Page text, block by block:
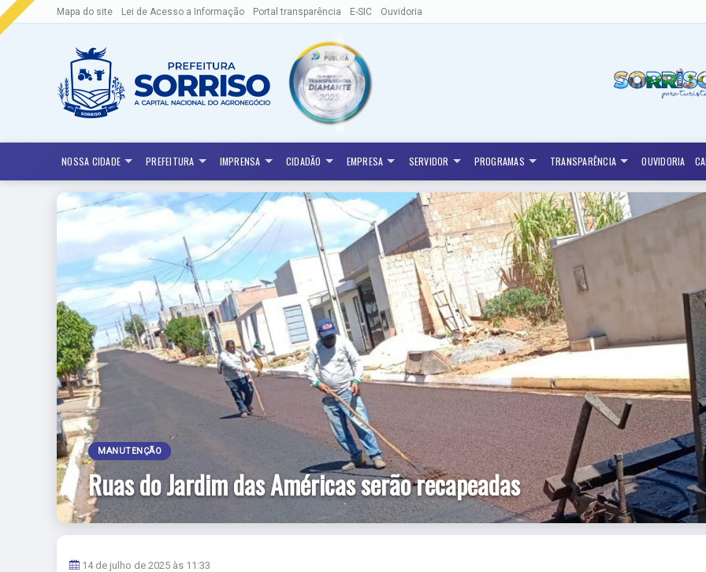
Mapa do site Lei de Acesso a Informação Portal transparência E-SIC Ouvidoria
NOSSA CIDADE PREFEITURA IMPRENSA CIDADÃO EMPRESA SERVIDOR PROGRAMAS TRANSPARÊNCIA OUVIDORIA
MANUTENÇÃO
Ruas do Jardim das Américas serão recapeadas
14 de julho de 2025 às 11:33